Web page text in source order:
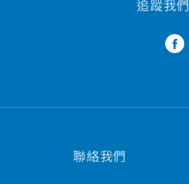
追蹤我們
聯絡我們